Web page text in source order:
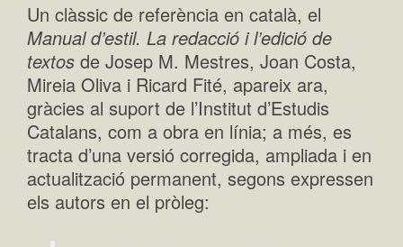
Un clàssic de referència en català, el
Manual d’estil. La redacció i l’edició de
textos de Josep M. Mestres, Joan Costa,
Mireia Oliva i Ricard Fité, apareix ara,
gràcies al suport de l’Institut d’Estudis
Catalans, com a obra en línia; a més, es
tracta d’una versió corregida, ampliada i en
actualització permanent, segons expressen
els autors en el pròleg: